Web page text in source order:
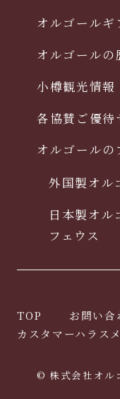
オルゴール
オルゴールの
小樽観光情報
各協賛ご優待
オルゴールの
外国製オル
日本製オ
フェウス
TOP お問い合
カスタマーハラス
© 株式会社オ